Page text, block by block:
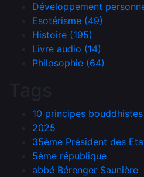
Développement
Esotérisme (49)
Histoire (195)
Livre audio (14)
Philosophie (64)
10 principes bouddhistes
2025
35ème Président des
5ème république
abbé Bérenger Saunière